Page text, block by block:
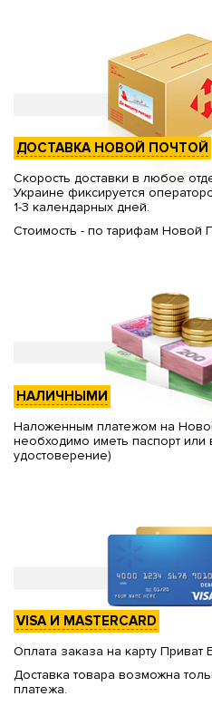
ДОСТАВКА НОВОЙ ПОЧТОЙ
Скорость доставки в любое
Украине фиксируется
1-3 календарных дней.
Стоимость - по тарифам Новой
НАЛИЧНЫМИ
Наложенным платежом на
необходимо иметь паспорт или
удостоверение)
VISA И MASTERCARD
Оплата заказа на карту Приват
Доставка товара возможна
платежа.